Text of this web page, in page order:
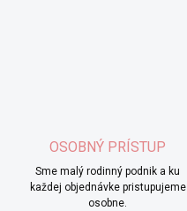
OSOBNÝ PRÍSTUP
Sme malý rodinný podnik a ku
každej objednávke pristupujeme
osobne.